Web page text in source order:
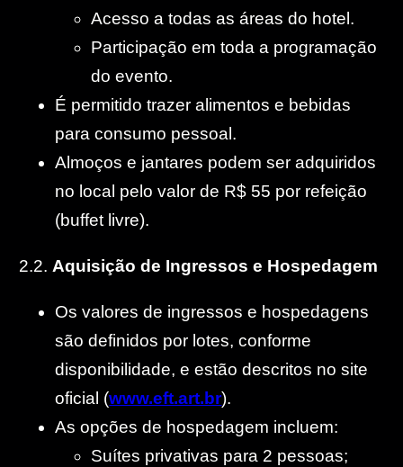
Acesso a todas as áreas do hotel.
Participação em toda a programação
do evento.
É permitido trazer alimentos e bebidas
para consumo pessoal.
Almoços e jantares podem ser adquiridos
no local pelo valor de R$ 55 por refeição
(buffet livre).
2.2. Aquisição de Ingressos e Hospedagem
Os valores de ingressos e hospedagens
são definidos por lotes, conforme
disponibilidade, e estão descritos no site
oficial (www.eft.art.br).
As opções de hospedagem incluem:
Suítes privativas para 2 pessoas;